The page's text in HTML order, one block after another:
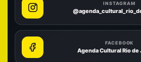
INSTAGRAM
FACEBOOK
Agenda Cultural Rio de